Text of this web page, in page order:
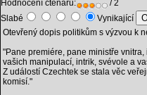
Hodnocení čtenářů:
/ 2
Slabé
Vynikající
Otevřený dopis politikům s výzvou k
"Pane premiére, pane ministře
vašich manipulací, intrik, svévole a
Z událostí Czechtek se stala věc
komisí."